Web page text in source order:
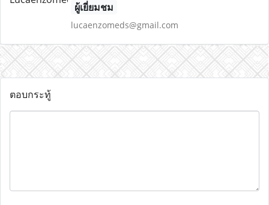
ผู้เยี่ยมชม
lucaenzomeds@gmail.com
ตอบกระทู้